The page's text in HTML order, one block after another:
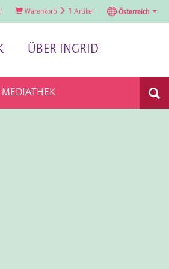
Warenkorb 1 Artikel Österreich
ÜBER INGRID
MEDIATHEK